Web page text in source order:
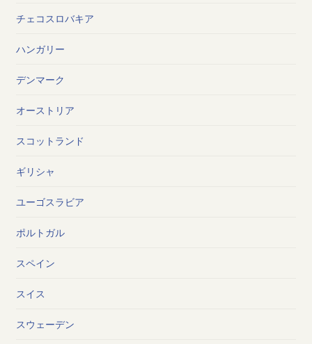
チェコスロバキア
ハンガリー
デンマーク
オーストリア
スコットランド
ギリシャ
ユーゴスラビア
ポルトガル
スペイン
スイス
スウェーデン